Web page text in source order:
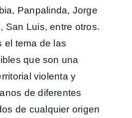
Panpalinda, Jorge
San Luis, entre otros.
el tema de las
que son una
violenta y
de diferentes
de cualquier origen